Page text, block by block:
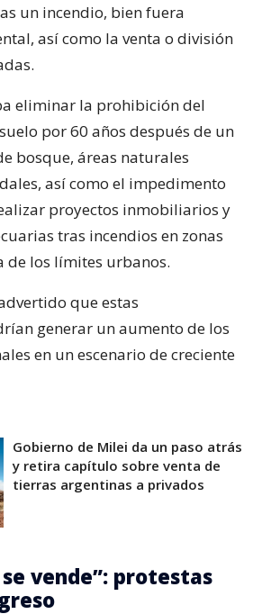
un incendio, bien fuera
así como la venta o división
eliminar la prohibición del
por 60 años después de un
bosque, áreas naturales
así como el impedimento
proyectos inmobiliarios y
tras incendios en zonas
de los límites urbanos.
que estas
generar un aumento de los
en un escenario de creciente
Gobierno de Milei da un paso atrás
y retira capítulo sobre venta de
tierras argentinas a privados
vende”: protestas